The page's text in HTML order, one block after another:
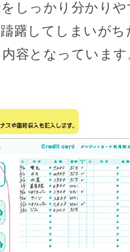
しっかり分かり
躇してしまいが
容となっています